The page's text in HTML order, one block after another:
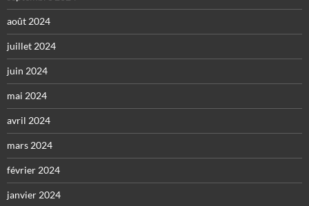
août 2024
juillet 2024
juin 2024
mai 2024
avril 2024
mars 2024
février 2024
janvier 2024